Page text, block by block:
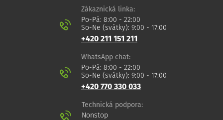
Zákaznická linka:
Po-Pá: 8:00 - 22:00
So-Ne (svátky): 9:00 - 17:00
+420 211 151 211
WhatsApp chat:
Po-Pá: 8:00 - 22:00
So-Ne (svátky): 9:00 - 17:00
+420 770 330 033
Technická podpora:
Nonstop